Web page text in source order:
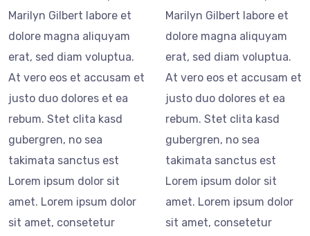
Marilyn Gilbert labore et
dolore magna aliquyam
erat, sed diam voluptua.
At vero eos et accusam et
justo duo dolores et ea
rebum. Stet clita kasd
gubergren, no sea
takimata sanctus est
Lorem ipsum dolor sit
amet. Lorem ipsum dolor
sit amet, consetetur
Marilyn Gilbert labore et
dolore magna aliquyam
erat, sed diam voluptua.
At vero eos et accusam et
justo duo dolores et ea
rebum. Stet clita kasd
gubergren, no sea
takimata sanctus est
Lorem ipsum dolor sit
amet. Lorem ipsum dolor
sit amet, consetetur